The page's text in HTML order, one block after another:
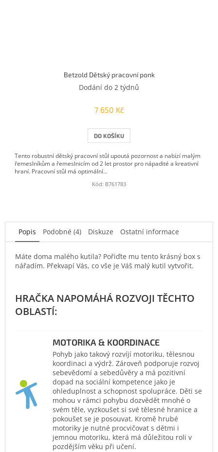
Betzold Dětský pracovní ponk
Dodání do 2 týdnů
7 650 Kč
DO KOŠÍKU
Tento robustní dětský pracovní stůl upoutá pozornost a nabízí malým
řemeslníkům a řemeslnicím od 2 let prostor pro nápadité a kreativní
hraní. Pracovní stůl má optimální...
Kód: B761783
Popis Podobné (4) Diskuze Ostatní informace
Máte doma malého kutila? Pořiďte mu tento krásný box s
nářadím. Překvapí Vás, co vše je Váš malý kutil vytvořit.
MOTORIKA & KOORDINACE
Pohyb jako takový rozvíjí motoriku, tělesnou
koordinaci a výdrž. Zároveň podporuje rozvoj
sebevědomí a sebedůvěry a má pozitivní
dopad na sociální kompetence jako je
ohleduplnost a schopnost spolupráce. Děti se
mohou v rámci pohybu dozvědět mnohé o
svém těle, vyzkoušet si své tělesné hranice a
pokoušet se je posouvat. Kromě hrubé
motoriky je nutné procvičovat s dětmi i
jemnou motoriku, která má důležitou roli v
pozdějším věku při učení.